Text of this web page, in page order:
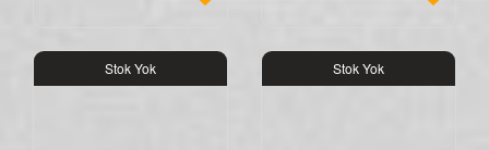
Stok Yok Stok Yok